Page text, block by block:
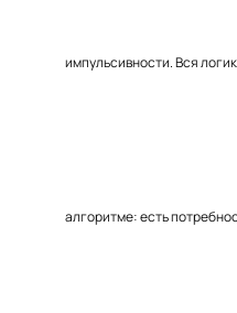
импульсивности. Вся
алгоритме: есть